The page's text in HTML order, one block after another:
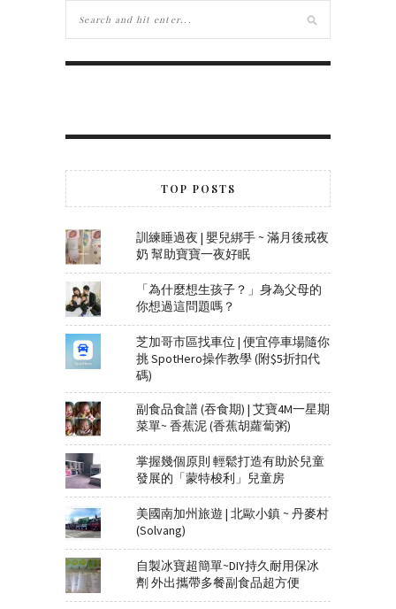
TOP POSTS
訓練睡過夜 | 嬰兒綁手 ~ 滿月後戒夜
奶 幫助寶寶一夜好眠
「為什麼想生孩子？」身為父母的
你想過這問題嗎？
芝加哥市區找車位 | 便宜停車場隨你
挑 SpotHero操作教學 (附$5折扣代
碼)
副食品食譜 (吞食期) | 艾寶4M一星期
菜單~ 香蕉泥 (香蕉胡蘿蔔粥)
掌握幾個原則 輕鬆打造有助於兒童
發展的「蒙特梭利」兒童房
美國南加州旅遊 | 北歐小鎮 ~ 丹麥村
(Solvang)
自製冰寶超簡單~DIY持久耐用保冰
劑 外出攜帶多餐副食品超方便